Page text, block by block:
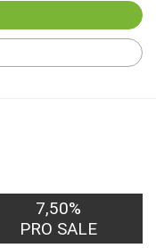
7,50%
PRO SALE